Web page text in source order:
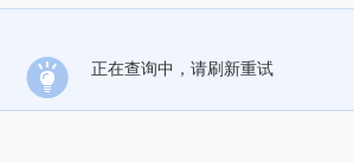
正在查询中，请刷新重试